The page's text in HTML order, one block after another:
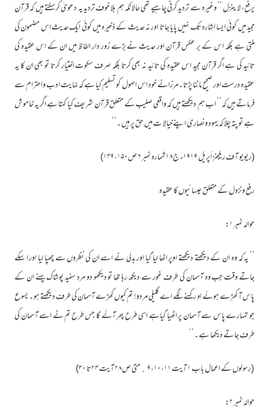
یرفع، لا ینزل ‘‘ وغیرہ سے تردید کرنی چاہیے تھی حالانکہ ہم بلا خوف تردید یہ دعویٰ کرسکتے ہیں کہ قرآن
مجید میں کوئی ایسا اشارہ تک نہیں پایا جاتا اور نہ حدیث کے ذخیرہ میں کوئی ایک حدیث اس مضمون کی
ملتی ہے بلکہ اس کے بر عکس قرآن اور حدیث نے بڑے زور دار الفاظ میں ان کے اس عقیدہ کی
تائید کی ہے اگر قرآن مجید اس عقیدہ کی تائید نہ بھی کرتا بلکہ صرف سکوت اختیار کرتا تو بھی ان کا یہ
عقیدہ درست اور صحیح ماننا پڑتا ۔مرزانے خود اس اصول کو تسلیم کیا ہے کہ نہایت ادب واحترام سے
فرماتے ہیں کہ’’ اب ہم دیکھتے ہیں کہ واقعی صلیب کے متعلق قرآن شریف کیا کہتا ہے اگر یہ خاموش
ہے تو پتہ چلا کہ یہود ونصاریٰ اپنےخیالا ت میں حق پر ہیں ۔‘‘
(ریویو آف ریلجنز أپریل ۱۹۱۹ء ج۱۸ شمارہ نمبر ۶ ص۱۴۹،۱۵۰)
رفع ونزول کے متعلق عیسائیوں کا عقیدہ
حوالہ نمبر ۱:
’’ یہ کہ وہ ان کے دیکھتے دیکھتے اوپر اٹھا لیا گیا اور بدلی نے اسے ان کی نظروں سے چھپا لیا اور ا سکے
جاتے وقت جب وہ آسمان کی طرف غور سے دیکھ رہا تھا تو دیکھو دو مرد سفید پوشاک پہنے ان کے
پاس آ کھڑے ہوئے او رکہنے لگے اے گلیلی مردو! تم کیوں کھڑے آسمان کی طرف دیکھتے ہو ۔ یسوع
جو تمہارے پاس سے آسمان پر اٹھیا گیاہے اسی طرح پھر آئے گا جس طرح تم نے اسے آسمان کی
طرف جاتے دیکھا ہے ۔‘‘
(رسولوں کے اعمال باب ۱ آیت ۹،۱۰،۱۱ ؍متی ص۲۸ آیت ۲۴تا ۳۰)
حوالہ نمبر ۲: